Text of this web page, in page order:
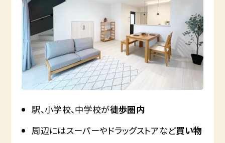
駅、小学校、中学校が徒歩圏内
周辺にはスーパーやドラッグストアなど買い物